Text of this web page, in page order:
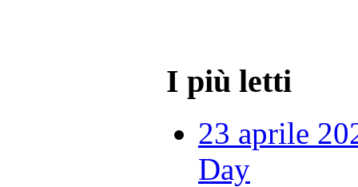
I più letti
23 aprile
Day